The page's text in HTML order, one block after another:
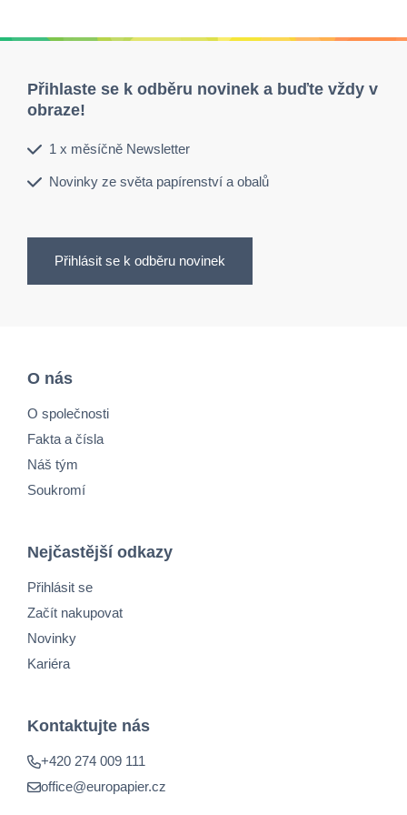
Přihlaste se k odběru novinek a buďte vždy v
obraze!
1 x měsíčně Newsletter
Novinky ze světa papírenství a obalů
Přihlásit se k odběru novinek
O nás
O společnosti
Fakta a čísla
Náš tým
Soukromí
Nejčastější odkazy
Přihlásit se
Začít nakupovat
Novinky
Kariéra
Kontaktujte nás
+420 274 009 111
office@europapier.cz